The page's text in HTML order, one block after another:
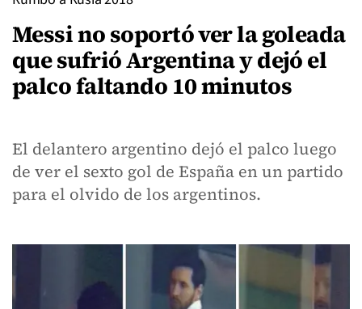
Messi no soportó ver la goleada
que sufrió Argentina y dejó el
palco faltando 10 minutos
El delantero argentino dejó el palco luego
de ver el sexto gol de España en un partido
para el olvido de los argentinos.